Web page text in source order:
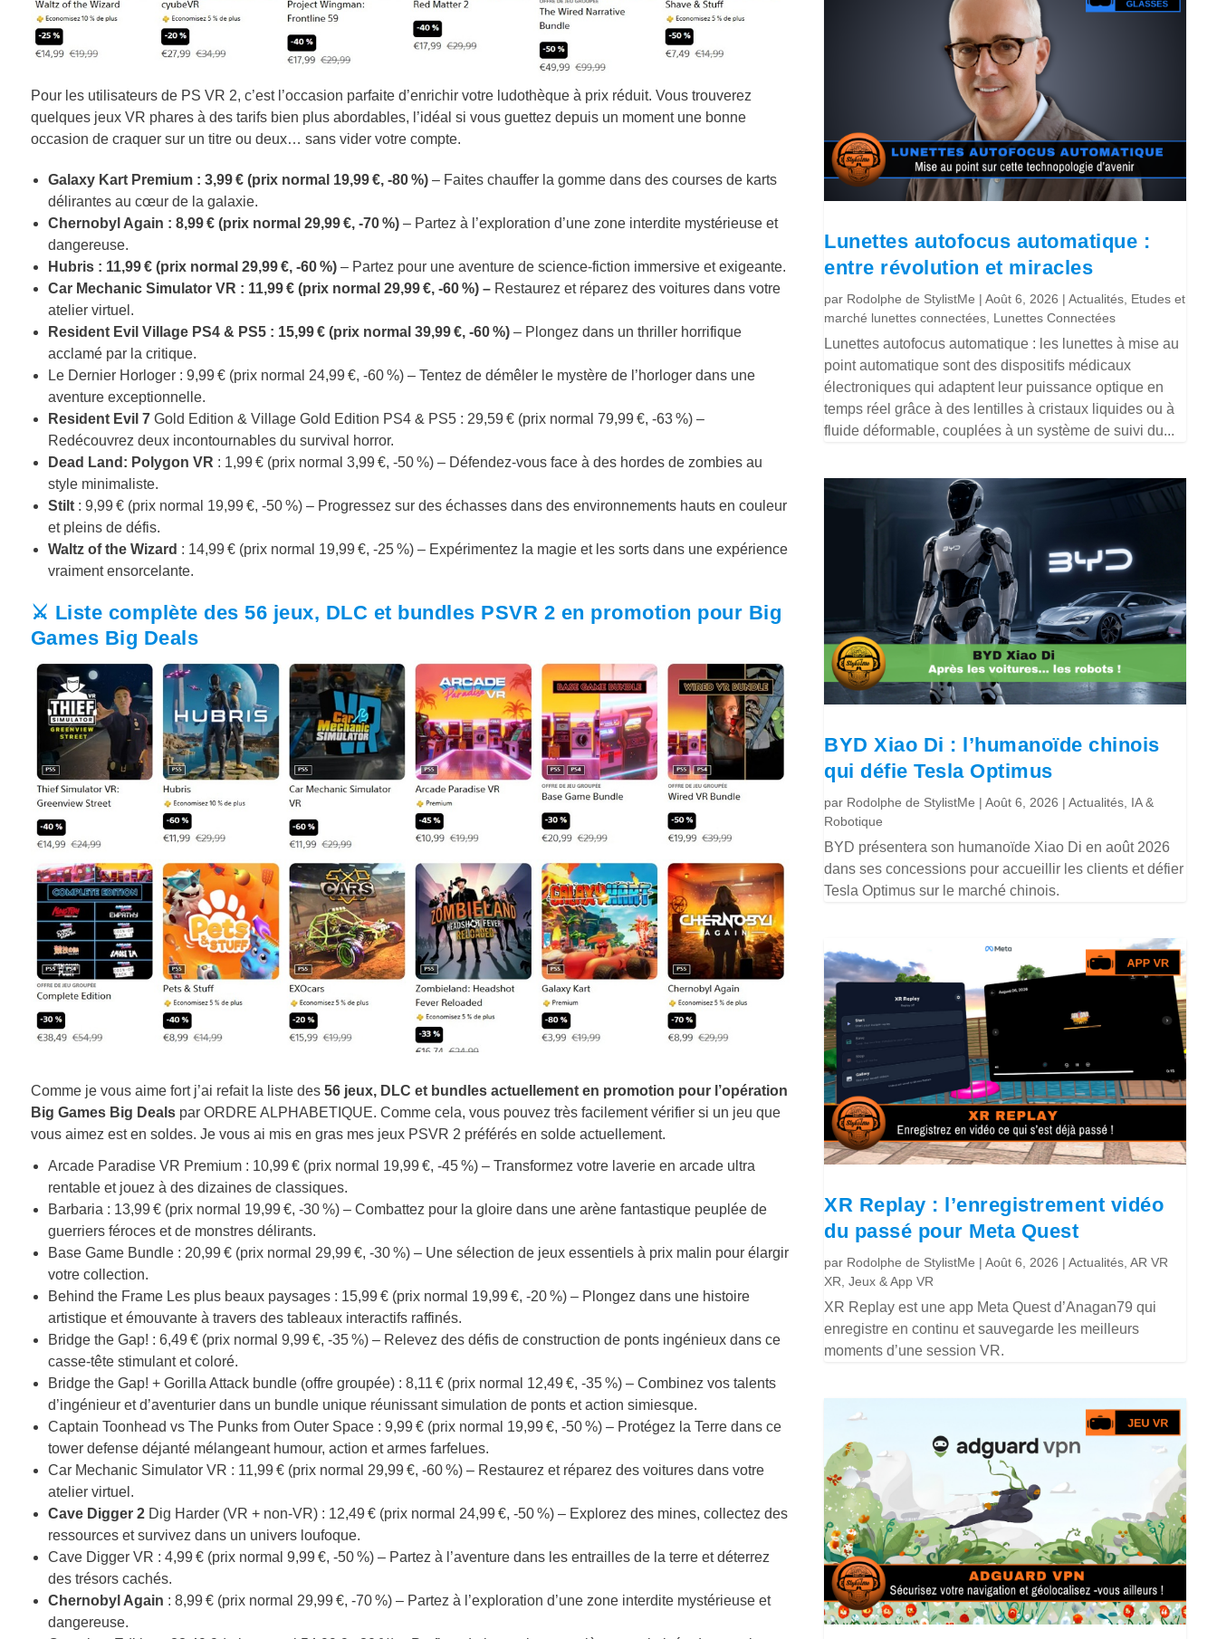
Pour les utilisateurs de PS VR 2, c’est l’occasion parfaite d’enrichir votre ludothèque à prix réduit. Vous trouverez
quelques jeux VR phares à des tarifs bien plus abordables, l’idéal si vous guettez depuis un moment une bonne
occasion de craquer sur un titre ou deux… sans vider votre compte.
Galaxy Kart Premium : 3,99 € (prix normal 19,99 €, -80 %)– Faites chauffer la gomme dans des courses de karts
délirantes au cœur de la galaxie.
Chernobyl Again : 8,99 € (prix normal 29,99 €, -70 %)– Partez à l’exploration d’une zone interdite mystérieuse et
dangereuse.
Hubris : 11,99 € (prix normal 29,99 €, -60 %)– Partez pour une aventure de science-fiction immersive et exigeante.
Car Mechanic Simulator VR : 11,99 € (prix normal 29,99 €, -60 %) –Restaurez et réparez des voitures dans votre
atelier virtuel.
Resident Evil Village PS4 & PS5 : 15,99 € (prix normal 39,99 €, -60 %)– Plongez dans un thriller horrifique
acclamé par la critique.
Le Dernier Horloger : 9,99 € (prix normal 24,99 €, -60 %) – Tentez de démêler le mystère de l’horloger dans une
aventure exceptionnelle.
Resident Evil 7Gold Edition & Village Gold Edition PS4 & PS5 : 29,59 € (prix normal 79,99 €, -63 %) –
Redécouvrez deux incontournables du survival horror.
Dead Land: Polygon VR : 1,99 € (prix normal 3,99 €, -50 %) – Défendez-vous face à des hordes de zombies au
style minimaliste.
Stilt: 9,99 € (prix normal 19,99 €, -50 %) – Progressez sur des échasses dans des environnements hauts en couleur
et pleins de défis.
Waltz of the Wizard : 14,99 € (prix normal 19,99 €, -25 %) – Expérimentez la magie et les sorts dans une expérience
vraiment ensorcelante.
⚔️ Liste complète des 56 jeux, DLC et bundles PSVR 2 en promotion pour Big
Games Big Deals
Comme je vous aime fort j’ai refait la liste des 56 jeux, DLC et bundles actuellement en promotion pour l’opération
Big Games Big Dealspar ORDRE ALPHABETIQUE. Comme cela, vous pouvez très facilement vérifier si un jeu que
vous aimez est en soldes. Je vous ai mis en gras mes jeux PSVR 2 préférés en solde actuellement.
Arcade Paradise VR Premium : 10,99 € (prix normal 19,99 €, -45 %) – Transformez votre laverie en arcade ultra
rentable et jouez à des dizaines de classiques.
Barbaria : 13,99 € (prix normal 19,99 €, -30 %) – Combattez pour la gloire dans une arène fantastique peuplée de
guerriers féroces et de monstres délirants.
Base Game Bundle : 20,99 € (prix normal 29,99 €, -30 %) – Une sélection de jeux essentiels à prix malin pour élargir
votre collection.
Behind the Frame Les plus beaux paysages : 15,99 € (prix normal 19,99 €, -20 %) – Plongez dans une histoire
artistique et émouvante à travers des tableaux interactifs raffinés.
Bridge the Gap! : 6,49 € (prix normal 9,99 €, -35 %) – Relevez des défis de construction de ponts ingénieux dans ce
casse-tête stimulant et coloré.
Bridge the Gap! + Gorilla Attack bundle (offre groupée) : 8,11 € (prix normal 12,49 €, -35 %) – Combinez vos talents
d’ingénieur et d’aventurier dans un bundle unique réunissant simulation de ponts et action simiesque.
Captain Toonhead vs The Punks from Outer Space : 9,99 € (prix normal 19,99 €, -50 %) – Protégez la Terre dans ce
tower defense déjanté mélangeant humour, action et armes farfelues.
Car Mechanic Simulator VR : 11,99 € (prix normal 29,99 €, -60 %) – Restaurez et réparez des voitures dans votre
atelier virtuel.
Cave Digger 2Dig Harder (VR + non-VR) : 12,49 € (prix normal 24,99 €, -50 %) – Explorez des mines, collectez des
ressources et survivez dans un univers loufoque.
Cave Digger VR : 4,99 € (prix normal 9,99 €, -50 %) – Partez à l’aventure dans les entrailles de la terre et déterrez
des trésors cachés.
Chernobyl Again : 8,99 € (prix normal 29,99 €, -70 %) – Partez à l’exploration d’une zone interdite mystérieuse et
dangereuse.
Lunettes autofocus automatique :
entre révolution et miracles
par Rodolphe de StylistMe |Août 6, 2026 |Actualités Etudes et
marché lunettes connectées Lunettes Connectées
Lunettes autofocus automatique : les lunettes à mise au
point automatique sont des dispositifs médicaux
électroniques qui adaptent leur puissance optique en
temps réel grâce à des lentilles à cristaux liquides ou à
fluide déformable, couplées à un système de suivi du...
BYD Xiao Di : l’humanoïde chinois
qui défie Tesla Optimus
par Rodolphe de StylistMe |Août 6, 2026 |Actualités IA &
Robotique
BYD présentera son humanoïde Xiao Di en août 2026
dans ses concessions pour accueillir les clients et défier
Tesla Optimus sur le marché chinois.
XR Replay : l’enregistrement vidéo
du passé pour Meta Quest
par Rodolphe de StylistMe |Août 6, 2026 |Actualités ,AR VR
XR ,Jeux & App VR
XR Replay est une app Meta Quest d’Anagan79 qui
enregistre en continu et sauvegarde les meilleurs
moments d’une session VR.